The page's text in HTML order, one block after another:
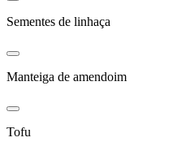
Sementes de linhaça
Manteiga de amendoim
Tofu